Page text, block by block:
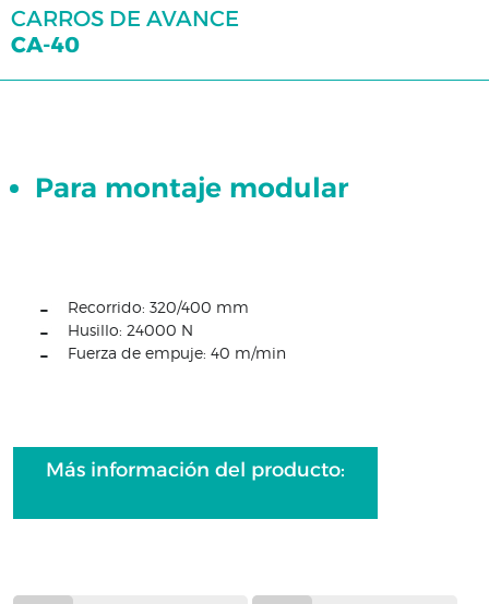
CARROS DE AVANCE
CA-40
Para montaje modular
Recorrido: 320/400 mm
Husillo: 24000 N
Fuerza de empuje: 40 m/min
Más información del producto: